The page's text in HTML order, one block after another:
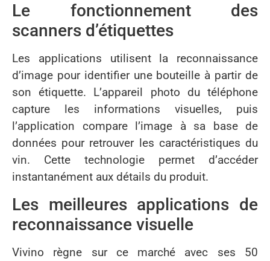
Le fonctionnement des
scanners d’étiquettes
Les applications utilisent la reconnaissance
d’image pour identifier une bouteille à partir de
son étiquette. L’appareil photo du téléphone
capture les informations visuelles, puis
l’application compare l’image à sa base de
données pour retrouver les caractéristiques du
vin. Cette technologie permet d’accéder
instantanément aux détails du produit.
Les meilleures applications de
reconnaissance visuelle
Vivino règne sur ce marché avec ses 50